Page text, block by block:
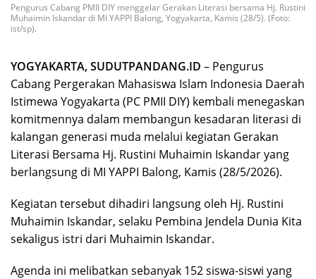
Pengurus Cabang PMII DIY menggelar Gerakan Literasi bersama Hj. Rustini
Muhaimin Iskandar di MI YAPPI Balong, Yogyakarta, Kamis (28/5). (Foto:
ist/sp).
YOGYAKARTA, SUDUTPANDANG.ID – Pengurus
Cabang Pergerakan Mahasiswa Islam Indonesia Daerah
Istimewa Yogyakarta (PC PMII DIY) kembali menegaskan
komitmennya dalam membangun kesadaran literasi di
kalangan generasi muda melalui kegiatan Gerakan
Literasi Bersama Hj. Rustini Muhaimin Iskandar yang
berlangsung di MI YAPPI Balong, Kamis (28/5/2026).
Kegiatan tersebut dihadiri langsung oleh Hj. Rustini
Muhaimin Iskandar, selaku Pembina Jendela Dunia Kita
sekaligus istri dari Muhaimin Iskandar.
Agenda ini melibatkan sebanyak 152 siswa-siswi yang